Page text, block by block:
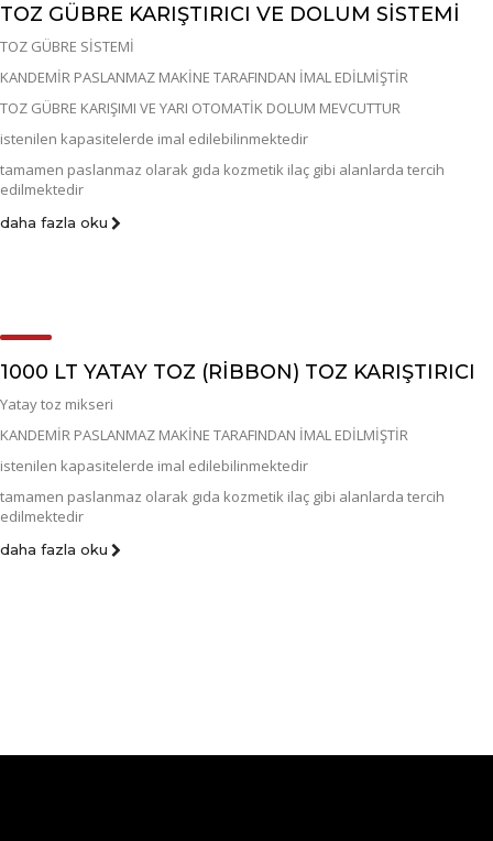
TOZ GÜBRE KARIŞTIRICI VE DOLUM SİSTEMİ
TOZ GÜBRE SİSTEMİ
KANDEMİR PASLANMAZ MAKİNE TARAFINDAN İMAL EDİLMİŞTİR
TOZ GÜBRE KARIŞIMI VE YARI OTOMATİK DOLUM MEVCUTTUR
istenilen kapasitelerde imal edilebilinmektedir
tamamen paslanmaz olarak gıda kozmetik ilaç gibi alanlarda tercih
edilmektedir
daha fazla oku
1000 LT YATAY TOZ (RİBBON) TOZ KARIŞTIRICI
Yatay toz mikseri
KANDEMİR PASLANMAZ MAKİNE TARAFINDAN İMAL EDİLMİŞTİR
istenilen kapasitelerde imal edilebilinmektedir
tamamen paslanmaz olarak gıda kozmetik ilaç gibi alanlarda tercih
edilmektedir
daha fazla oku